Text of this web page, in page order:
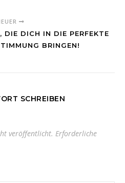
DICH IN DIE PERFEKTE
BRINGEN!
SCHREIBEN
veröffentlicht. Erforderliche